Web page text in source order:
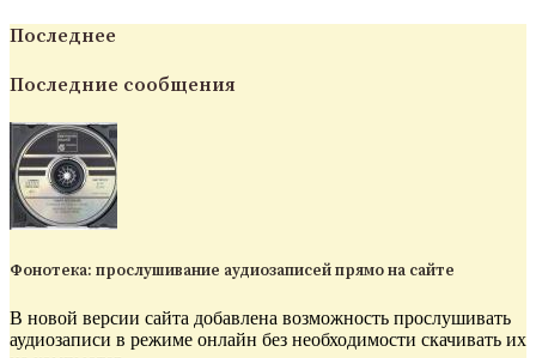
Последнее
Последние сообщения
Фонотека: прослушивание аудиозаписей прямо на сайте
В новой версии сайта добавлена возможность прослушивать
аудиозаписи в режиме онлайн без необходимости скачивать их